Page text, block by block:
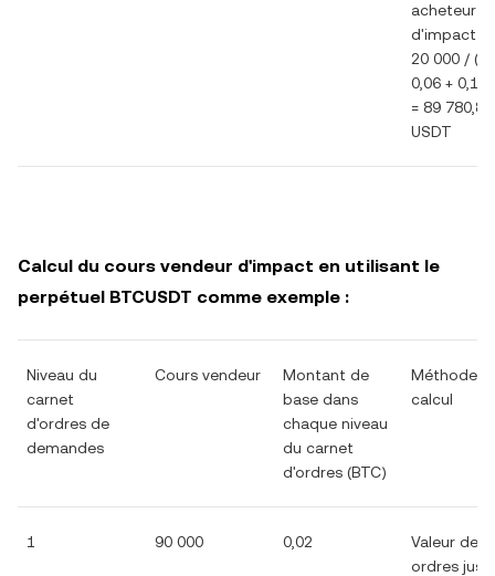
acheteur
d'impact =
20 000 /
0,06 +
= 89 780,8
USDT
Calcul du cours vendeur d'impact en utilisant le
perpétuel BTCUSDT comme exemple :
Niveau du
carnet
d'ordres de
demandes
Cours vendeur
Montant de
base dans
chaque niveau
du carnet
d'ordres (BTC)
Méthode
calcul
1 90 000 0,02
Valeur des
ordres